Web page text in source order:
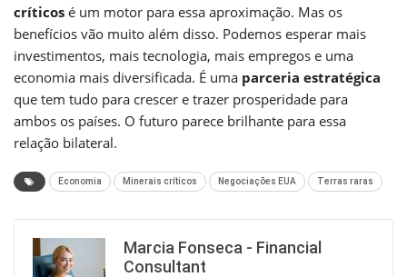
críticos é um motor para essa aproximação. Mas os
benefícios vão muito além disso. Podemos esperar mais
investimentos, mais tecnologia, mais empregos e uma
economia mais diversificada. É uma parceria estratégica
que tem tudo para crescer e trazer prosperidade para
ambos os países. O futuro parece brilhante para essa
relação bilateral.
Economia Minerais críticos Negociações EUA Terras raras
Marcia Fonseca - Financial
Consultant